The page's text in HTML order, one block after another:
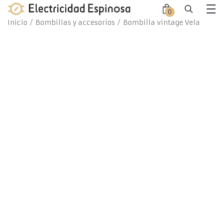
Skip
content
0
Inicio / Bombillas y accesorios / Bombilla vintage Vela
Close
Close